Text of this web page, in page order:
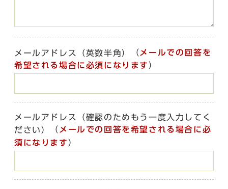
メールアドレス（英数半角） （ メールでの回答を
希望される場合に必須になります ）
メールアドレス（確認のためもう一度入力してく
ださい）
（ メールでの回答を希望される場合に必
須になります ）